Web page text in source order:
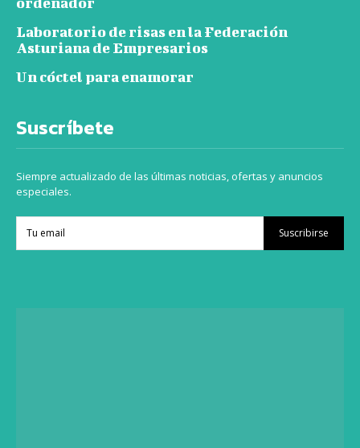
Laboratorio de risas en la Federación
Asturiana de Empresarios
Un cóctel para enamorar
Suscríbete
Siempre actualizado de las últimas noticias, ofertas y anuncios
especiales.
Suscribirse